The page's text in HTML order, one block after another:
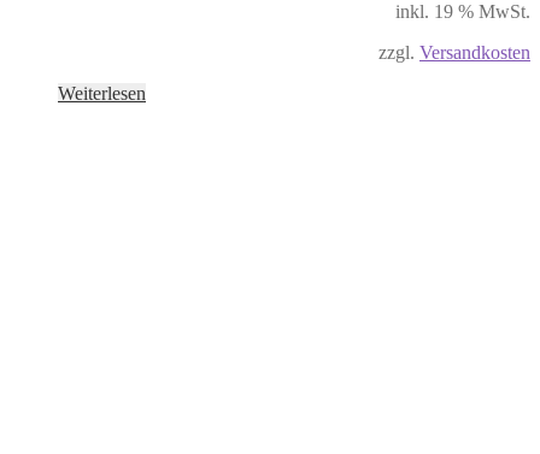
inkl. 19 % MwSt.
zzgl. Versandkosten
Weiterlesen